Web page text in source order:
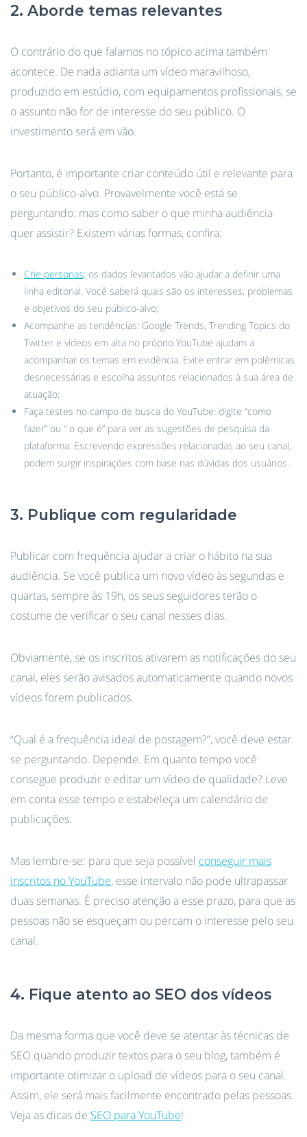
2. Aborde temas relevantes
O contrário do que falamos no tópico acima também
acontece. De nada adianta um vídeo maravilhoso,
produzido em estúdio, com equipamentos profissionais, se
o assunto não for de interesse do seu público. O
investimento será em vão.
Portanto, é importante criar conteúdo útil e relevante para
o seu público-alvo. Provavelmente você está se
perguntando: mas como saber o que minha audiência
quer assistir? Existem várias formas, confira:
Crie personas: os dados levantados vão ajudar a definir uma
linha editorial. Você saberá quais são os interesses, problemas
e objetivos do seu público-alvo;
Acompanhe as tendências: Google Trends, Trending Topics do
Twitter e vídeos em alta no próprio YouTube ajudam a
acompanhar os temas em evidência. Evite entrar em polêmicas
desnecessárias e escolha assuntos relacionados à sua área de
atuação;
Faça testes no campo de busca do YouTube: digite “como
fazer” ou “ o que é” para ver as sugestões de pesquisa da
plataforma. Escrevendo expressões relacionadas ao seu canal,
podem surgir inspirações com base nas dúvidas dos usuários.
3. Publique com regularidade
Publicar com frequência ajudar a criar o hábito na sua
audiência. Se você publica um novo vídeo às segundas e
quartas, sempre às 19h, os seus seguidores terão o
costume de verificar o seu canal nesses dias.
Obviamente, se os inscritos ativarem as notificações do seu
canal, eles serão avisados automaticamente quando novos
vídeos forem publicados.
“Qual é a frequência ideal de postagem?”, você deve estar
se perguntando. Depende. Em quanto tempo você
consegue produzir e editar um vídeo de qualidade? Leve
em conta esse tempo e estabeleça um calendário de
publicações.
Mas lembre-se: para que seja possível conseguir mais
inscritos no YouTube, esse intervalo não pode ultrapassar
duas semanas. É preciso atenção a esse prazo, para que as
pessoas não se esqueçam ou percam o interesse pelo seu
canal.
4. Fique atento ao SEO dos vídeos
Da mesma forma que você deve se atentar às técnicas de
SEO quando produzir textos para o seu blog, também é
importante otimizar o upload de vídeos para o seu canal.
Assim, ele será mais facilmente encontrado pelas pessoas.
Veja as dicas de SEO para YouTube!